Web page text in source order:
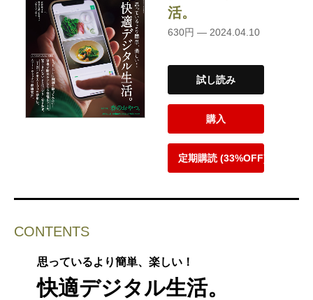
活。
630円 — 2024.04.10
試し読み
購入
定期購読 (33%OFF)
CONTENTS
思っているより簡単、楽しい！
快適デジタル生活。